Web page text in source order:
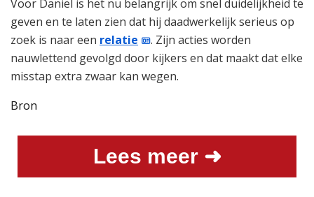
Voor Daniël is het nu belangrijk om snel duidelijkheid te
geven en te laten zien dat hij daadwerkelijk serieus op
zoek is naar een relatie
. Zijn acties worden
nauwlettend gevolgd door kijkers en dat maakt dat elke
misstap extra zwaar kan wegen.
Bron
Lees meer ➜